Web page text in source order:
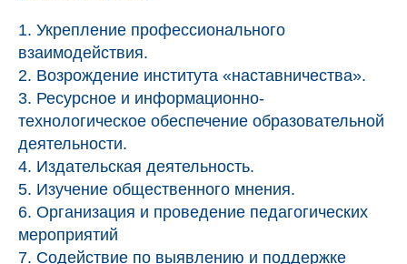
1. Укрепление профессионального
взаимодействия.
2. Возрождение института «наставничества».
3. Ресурсное и информационно-
технологическое обеспечение образовательной
деятельности.
4. Издательская деятельность.
5. Изучение общественного мнения.
6. Организация и проведение педагогических
мероприятий
7. Содействие по выявлению и поддержке